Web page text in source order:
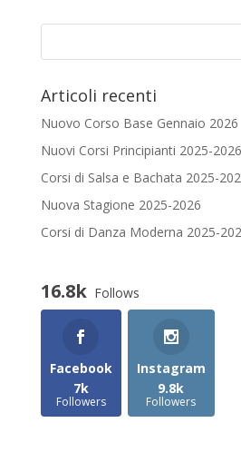
Articoli recenti
Nuovo Corso Base Gennaio 2026
Nuovi Corsi Principianti 2025-2026
Corsi di Salsa e Bachata 2025-
Nuova Stagione 2025-2026
Corsi di Danza Moderna 2025-
16.8k Follows
Facebook
7k
Followers
Instagram
9.8k
Followers